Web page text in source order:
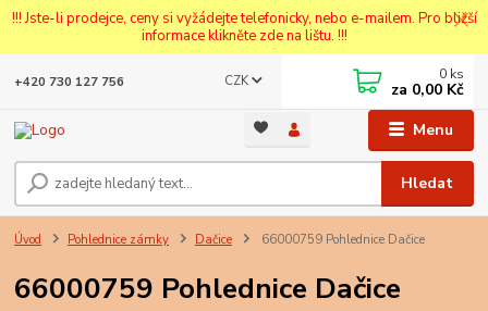
!!! Jste-li prodejce, ceny si vyžádejte telefonicky, nebo e-mailem. Pro bližší
informace klikněte zde na lištu. !!!
Menu
CZK
Hledat
+420 730 127 756 0 ks
za 0,00 Kč
Úvod Pohlednice zámky Dačice 66000759 Pohlednice Dačice
66000759 Pohlednice Dačice